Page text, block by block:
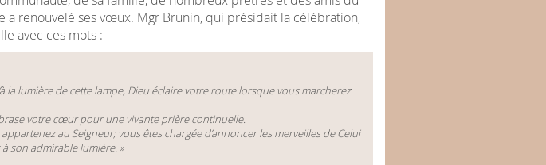
a renouvelé ses vœux. Mgr Brunin, qui présidait la célébration,
avec ces mots :
la lumière de cette lampe, Dieu éclaire votre route lorsque vous marcherez
votre cœur pour une vivante prière continuelle.
au Seigneur; vous êtes chargée d’annoncer les merveilles de Celui
son admirable lumière. »